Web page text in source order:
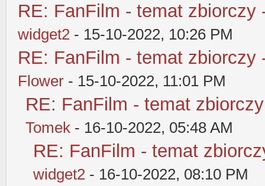
RE: FanFilm - temat zbiorczy
widget2 - 15-10-2022, 10:26 PM
RE: FanFilm - temat zbiorczy
Flower - 15-10-2022, 11:01 PM
RE: FanFilm - temat
Tomek - 16-10-2022, 05:48 AM
RE: FanFilm - temat
widget2 - 16-10-2022, 08:10 PM